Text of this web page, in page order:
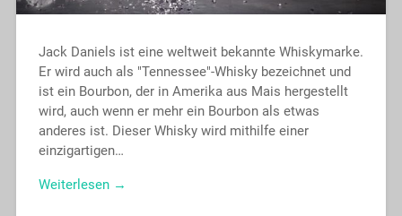
Jack Daniels ist eine weltweit bekannte Whiskymarke.
Er wird auch als "Tennessee"-Whisky bezeichnet und
ist ein Bourbon, der in Amerika aus Mais hergestellt
wird, auch wenn er mehr ein Bourbon als etwas
anderes ist. Dieser Whisky wird mithilfe einer
einzigartigen…
Weiterlesen →